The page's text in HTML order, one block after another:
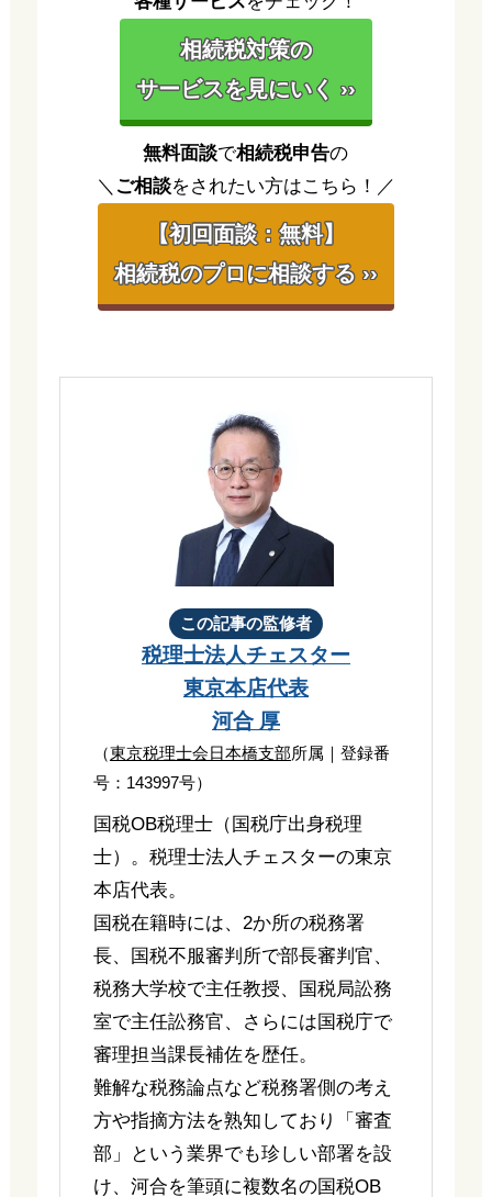
相続税対策の
サービスを見にいく ››
無料面談で相続税申告の
＼ ご相談をされたい方はこちら！／
【初回面談：無料】
相続税のプロに相談する ››
この記事の監修者
税理士法人チェスター
東京本店代表
河合 厚
（東京税理士会日本橋支部所属｜登録番
号：143997号）
国税OB税理士（国税庁出身税理
士）。税理士法人チェスターの東京
本店代表。
国税在籍時には、2か所の税務署
長、国税不服審判所で部長審判官、
税務大学校で主任教授、国税局訟務
室で主任訟務官、さらには国税庁で
審理担当課長補佐を歴任。
難解な税務論点など税務署側の考え
方や指摘方法を熟知しており「審査
部」という業界でも珍しい部署を設
け、河合を筆頭に複数名の国税OB